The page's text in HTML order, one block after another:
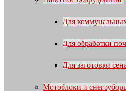
Для
Для обработки
Для заготовки
Мотоблоки и